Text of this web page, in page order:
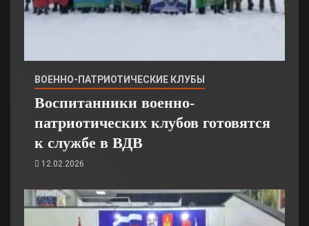
ВОЕННО-ПАТРИОТИЧЕСКИЕ КЛУБЫ
Воспитанники военно-
патриотических клубов готовятся
к службе в ВДВ
12.02.2026